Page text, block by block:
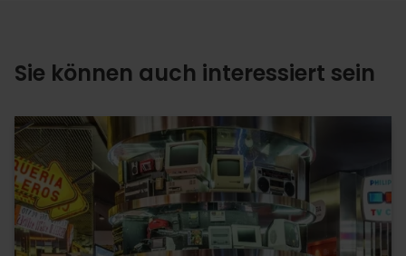
Sie können auch interessiert sein